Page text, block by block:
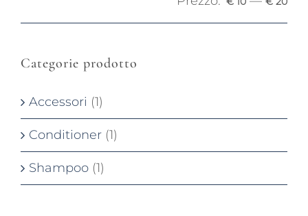
Categorie prodotto
Accessori (1)
Conditioner (1)
Shampoo (1)